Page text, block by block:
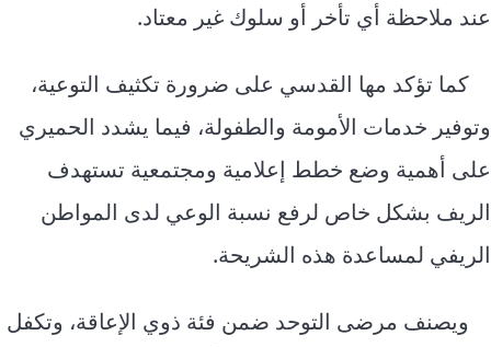
عند ملاحظة أي تأخر أو سلوك غير معتاد.
كما تؤكد مها القدسي على ضرورة تكثيف التوعية،
وتوفير خدمات الأمومة والطفولة، فيما يشدد الحميري
على أهمية وضع خطط إعلامية ومجتمعية تستهدف
الريف بشكل خاص لرفع نسبة الوعي لدى المواطن
الريفي لمساعدة هذه الشريحة.
ويصنف مرضى التوحد ضمن فئة ذوي الإعاقة، وتكفل